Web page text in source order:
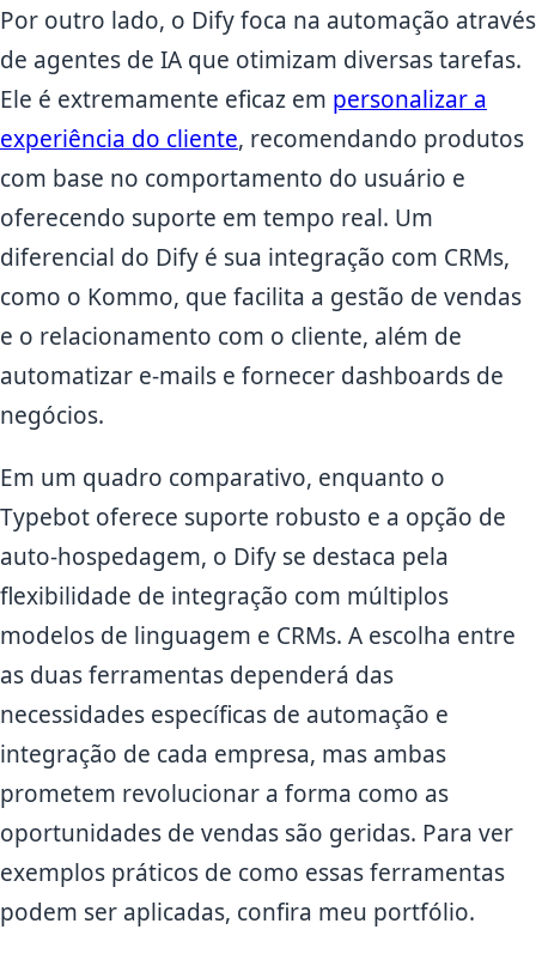
Por outro lado, o Dify foca na automação através
de agentes de IA que otimizam diversas tarefas.
Ele é extremamente eficaz em personalizar a
experiência do cliente, recomendando produtos
com base no comportamento do usuário e
oferecendo suporte em tempo real. Um
diferencial do Dify é sua integração com CRMs,
como o Kommo, que facilita a gestão de vendas
e o relacionamento com o cliente, além de
automatizar e-mails e fornecer dashboards de
negócios.
Em um quadro comparativo, enquanto o
Typebot oferece suporte robusto e a opção de
auto-hospedagem, o Dify se destaca pela
flexibilidade de integração com múltiplos
modelos de linguagem e CRMs. A escolha entre
as duas ferramentas dependerá das
necessidades específicas de automação e
integração de cada empresa, mas ambas
prometem revolucionar a forma como as
oportunidades de vendas são geridas. Para ver
exemplos práticos de como essas ferramentas
podem ser aplicadas, confira meu portfólio.